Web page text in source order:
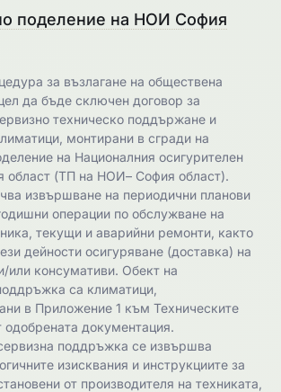
поделение на НОИ София
за възлагане на обществена
да бъде сключен договор за
техническо поддържане и
монтирани в сгради на
на Националния осигурителен
област (ТП на НОИ– София област).
извършване на периодични планови
операции по обслужване на
текущи и аварийни ремонти, както
дейности осигуряване (доставка) на
или консумативи. Обект на
са климатици,
в Приложение 1 към Техническите
одобрената документация.
поддръжка се извършва
изисквания и инструкциите за
от производителя на техниката,